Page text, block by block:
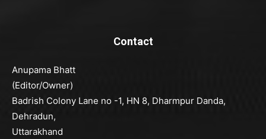
Contact
Anupama Bhatt
(Editor/Owner)
Badrish Colony Lane no -1, HN 8, Dharmpur Danda,
Dehradun,
Uttarakhand